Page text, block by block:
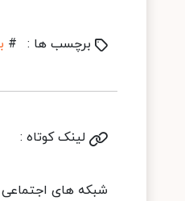
برچسب ها : #
لینک کوتاه :
شبکه های